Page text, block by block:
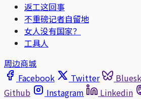
返工这回事
不重磅记者自留地
女人没有国家？
工具人
周边商城
Facebook
Twitter
Github
Instagram Linkedin